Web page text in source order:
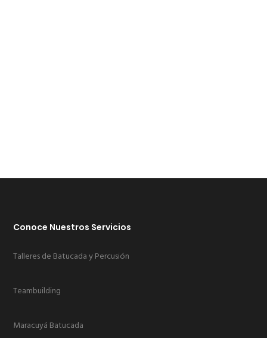
Conoce Nuestros Servicios
Talleres de Batucada y Percusión
Teambuilding
Maracuyá Batucada